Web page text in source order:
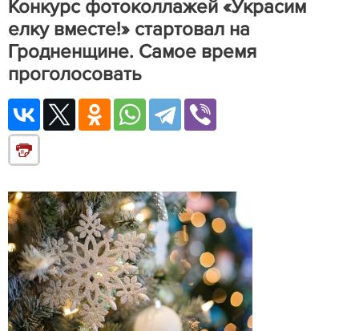
Конкурс фотоколлажей «Украсим
елку вместе!» стартовал на
Гродненщине. Самое время
проголосовать